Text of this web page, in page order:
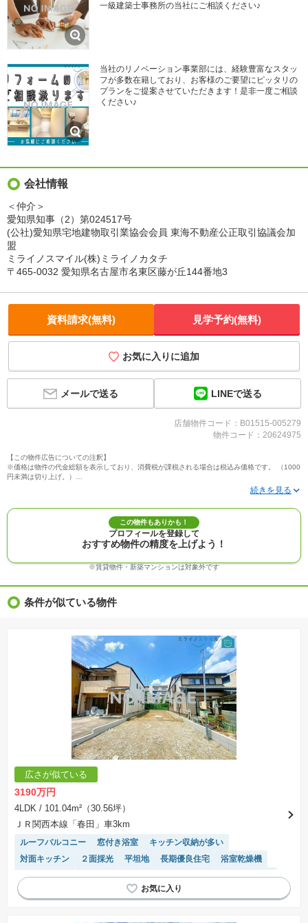
一級建築士事務所の当社にご相談ください♪
当社のリノベーション事業部には、経験豊富なスタッ
フが多数在籍しており、お客様のご要望にピッタリの
プランをご提案させていただきます！是非一度ご相談
ください♪
会社情報
＜仲介＞
愛知県知事（2）第024517号
(公社)愛知県宅地建物取引業協会会員 東海不動産公正取引協議会加
盟
ミライノスマイル(株)ミライノカタチ
〒465-0032 愛知県名古屋市名東区藤が丘144番地3
資料請求(無料) 見学予約(無料)
お気に入りに追加
メールで送る LINEで送る
店舗物件コード：B01515-005279
物件コード：20624975
【この物件広告についての注釈】
※価格は物件の代金総額を表示しており、消費税が課税される場合は税込み価格です。 （1000
円未満は切り上げ。）
※写真に写っている、またはパース（絵）や間取り図に描かれている家具や車などは、特にコ
※建築条件付き土地価格には、建物価格は含まれません。
※物件情報は、原則として情報提供日の２日前に最終確認した情報です。
※完成予想図はいずれも外構、植栽、外観等実際のものとは多少異なることがあります。
※モデルルーム・モデルハウス・展示場・ショールームの画像の場合、今回販売の物件と異な
※ＣＧ合成の画像の場合、実際とは多少異なる場合があります。
※物件特徴：販売戸数が複数の物件は、全ての住戸に該当しない項目もあります。
※価格更新：物件価格が変更された日から１週間表示されます。
※建築条件土地の情報内に掲載されている、建物プラン例は、土地購入者の設計プランの参考
の一例であって、プランの採用可否は任意です。
※土地（建築条件なし）で「建物プラン例」が表記してある時、そのプラン例は特定の建築請
負会社によるもので、当該建築請負会社以外で建てた場合、同様のものが同価格で建てられる
とは限りません。また建築請負会社を特定するものではありません。
※建築条件付き土地とは、その土地に建築する建物の建築請負契約が、一定期間内に成立する
ことを条件として売買される土地のことをいいます。建築請負契約成立に向けて設計プランを
協議するため、土地購入者が自己の希望する建物の設計協議をするために必要な相当の期間の
交渉期間が設定され、その期間内で希望を満たすプランが実現できたかどうかにより結論を出
します。なお、この期間は概ね3ヶ月程度とされています。納得のいくプランが出来ず、建築請
負契約が成立しない場合、土地売買契約は白紙に戻り、土地契約にかかった代金（土地代金、
手付金など）は名目のいかんに関わらず、全て返却されます。
※課税対象物件の「価格」や「費用等」は消費税込みの「総額表示」で統一しています。
※「本体価格」とは、課税対象物件においては「消費税を除いた建物価格」と「土地価格」の
合計額を指します。
表示されておりません。
※取引にかかる費用：物件の契約手続き、決済、引き渡し時にかかる費用を表示しています。
不動産会社によって表記有無が異なるため、ご自身で十分な確認をしていただくようにお願い
いたします。
場合があります。
この物件もありかも！
プロフィールを登録して
おすすめ物件の精度を上げよう！
※賃貸物件・新築マンションは対象外です
条件が似ている物件
広さが似ている
3190万円
4LDK / 101.04m²（30.56坪）
ＪＲ関西本線「春田」車3km
ルーフバルコニー 窓付き浴室
キッチン収納が多い
対面キッチン
２面採光 平坦地 長期優良住宅
浴室乾燥機
温水洗浄便座
トイレ2個以上 モニター付きインターホン
WIC
フラット35適合
システムキッチン 陽当り良好